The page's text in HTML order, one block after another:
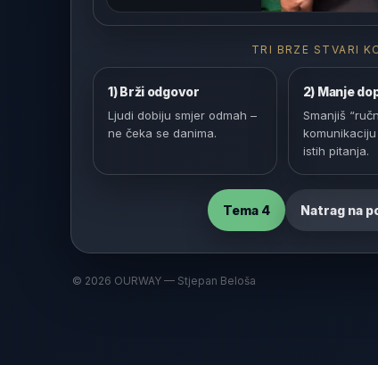
TRI BRZE STVARI
1) Brži odgovor
Ljudi dobiju smjer odmah –
ne čeka se danima.
2) Manje
Smanjiš
istih pitanja.
Tema 4 Natrag na
© 2026 OURWAY — Stjepan Beloša